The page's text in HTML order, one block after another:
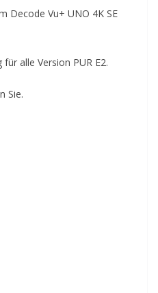
Decode Vu+ UNO 4K SE
für alle Version PUR E2.
Sie.